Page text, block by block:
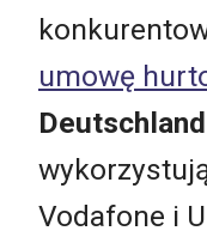
umowę
Deutschland
Vodafone i